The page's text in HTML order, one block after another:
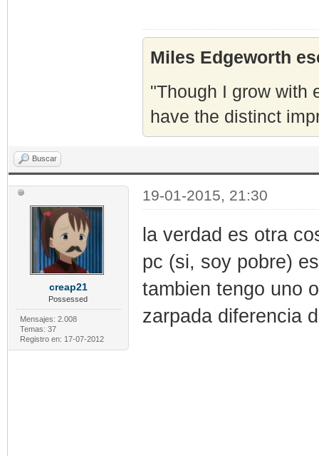
Miles Edgeworth
"Though I grow with
have the distinct
Buscar
creap21
Possessed
Mensajes: 2.008
Temas: 37
Registro en: 17-07-2012
19-01-2015, 21:30
la verdad es otra
pc (si, soy pobre)
tambien tengo uno
zarpada diferencia